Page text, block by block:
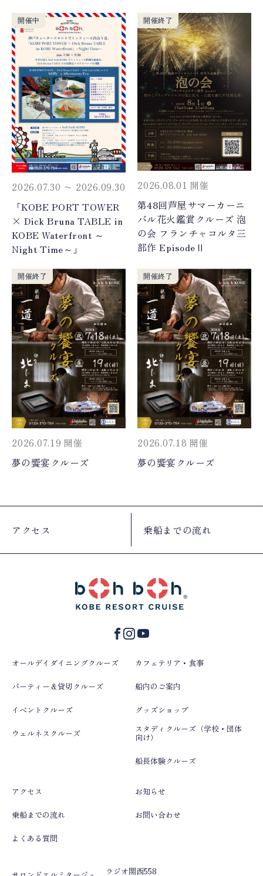
開催中
2026.07.30 〜 2026.09.30
「KOBE PORT TOWER
× Dick Bruna TABLE in
KOBE Waterfront ～
Night Time～」
開催終了
2026.08.01 開催
第48回芦屋サマーカーニ
バル花火鑑賞クルーズ 泡
の会 フランチャコルタ三
部作 EpisodeⅡ
開催終了
2026.07.19 開催
夢の饗宴クルーズ
開催終了
2026.07.18 開催
夢の饗宴クルーズ
アクセス 乗船までの流れ
オールデイダイニングクルーズ
パーティー＆貸切クルーズ
イベントクルーズ
ウェルネスクルーズ
カフェテリア・食事
船内のご案内
グッズショップ
スタディクルーズ（学校・団体
向け）
船長体験クルーズ
アクセス
乗船までの流れ
よくある質問
お知らせ
お問い合わせ
ラジオ関西558